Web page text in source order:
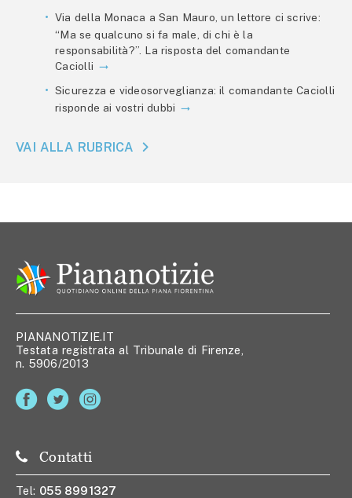
Via della Monaca a San Mauro, un lettore ci scrive:
“Ma se qualcuno si fa male, di chi è la
responsabilità?”. La risposta del comandante
Caciolli
Sicurezza e videosorveglianza: il comandante Caciolli
risponde ai vostri dubbi
VAI ALLA RUBRICA
PIANANOTIZIE.IT
Testata registrata al Tribunale di Firenze,
n. 5906/2013
Contatti
Tel: 055 8991327